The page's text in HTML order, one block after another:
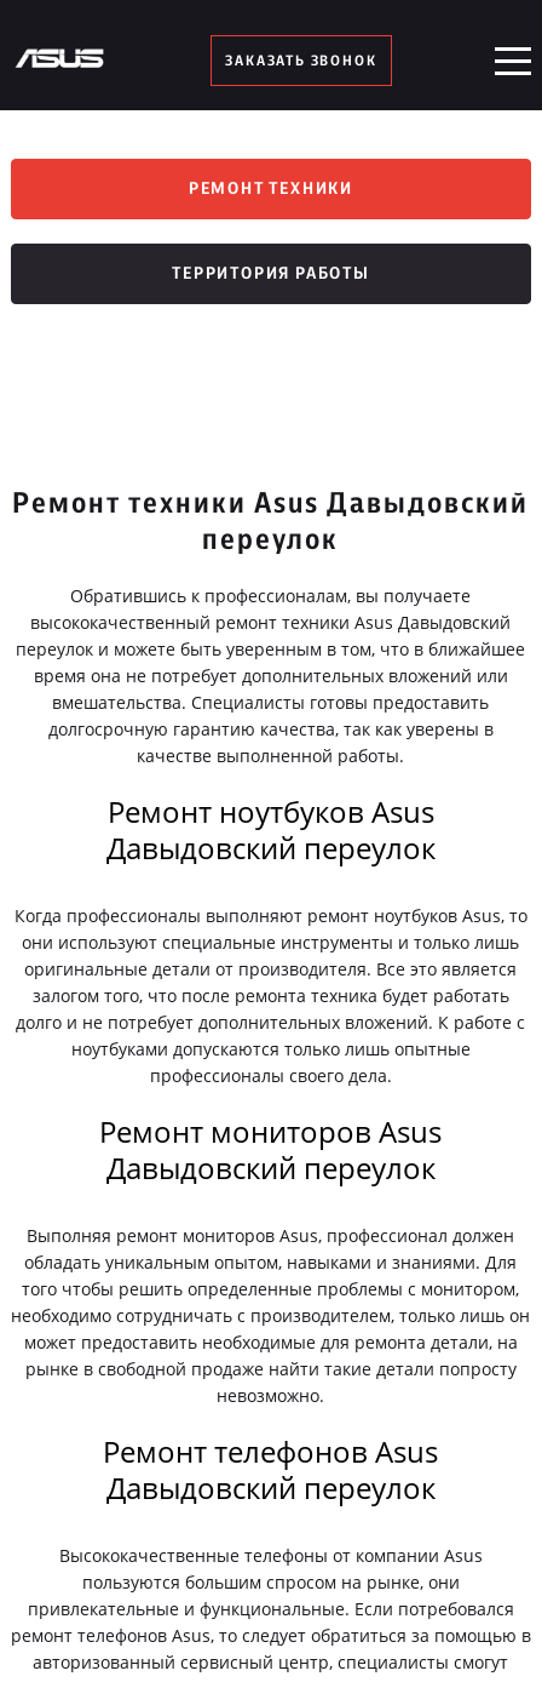
ЗАКАЗАТЬ ЗВОНОК
РЕМОНТ ТЕХНИКИ
ТЕРРИТОРИЯ РАБОТЫ
Ремонт техники Asus Давыдовский
переулок
Обратившись к профессионалам, вы получаете
высококачественный ремонт техники Asus Давыдовский
переулок и можете быть уверенным в том, что в ближайшее
время она не потребует дополнительных вложений или
вмешательства. Специалисты готовы предоставить
долгосрочную гарантию качества, так как уверены в
качестве выполненной работы.
Ремонт ноутбуков Asus
Давыдовский переулок
Когда профессионалы выполняют ремонт ноутбуков Asus, то
они используют специальные инструменты и только лишь
оригинальные детали от производителя. Все это является
залогом того, что после ремонта техника будет работать
долго и не потребует дополнительных вложений. К работе с
ноутбуками допускаются только лишь опытные
профессионалы своего дела.
Ремонт мониторов Asus
Давыдовский переулок
Выполняя ремонт мониторов Asus, профессионал должен
обладать уникальным опытом, навыками и знаниями. Для
того чтобы решить определенные проблемы с монитором,
необходимо сотрудничать с производителем, только лишь он
может предоставить необходимые для ремонта детали, на
рынке в свободной продаже найти такие детали попросту
невозможно.
Ремонт телефонов Asus
Давыдовский переулок
Высококачественные телефоны от компании Asus
пользуются большим спросом на рынке, они
привлекательные и функциональные. Если потребовался
ремонт телефонов Asus, то следует обратиться за помощью в
авторизованный сервисный центр, специалисты смогут